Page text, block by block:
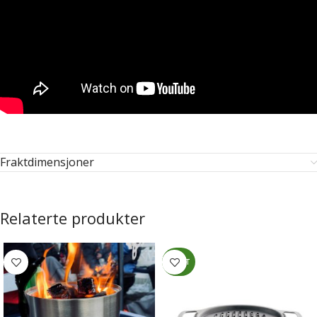
Fraktdimensjoner
Relaterte produkter
NYHET